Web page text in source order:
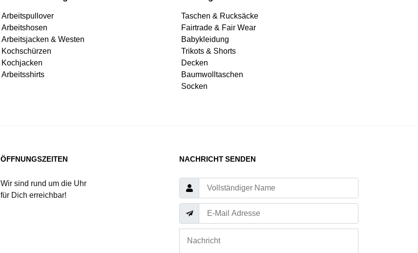
Arbeitspullover
Arbeitshosen
Arbeitsjacken & Westen
Kochschürzen
Kochjacken
Arbeitsshirts
Taschen & Rucksäcke
Fairtrade & Fair Wear
Babykleidung
Trikots & Shorts
Decken
Baumwolltaschen
Socken
ÖFFNUNGSZEITEN
Wir sind rund um die Uhr
für Dich erreichbar!
NACHRICHT SENDEN